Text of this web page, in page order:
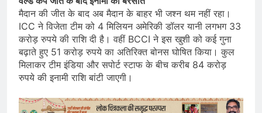
मैदान की जीत के बाद अब मैदान के बाहर भी जश्न थम नहीं रहा।
ICC ने विजेता टीम को 4 मिलियन अमेरिकी डॉलर यानी लगभग 33
करोड़ रुपये की राशि दी है। वहीं BCCI ने इस खुशी को कई गुना
बढ़ाते हुए 51 करोड़ रुपये का अतिरिक्त बोनस घोषित किया। कुल
मिलाकर टीम इंडिया और सपोर्ट स्टाफ के बीच करीब 84 करोड़
रुपये की इनामी राशि बांटी जाएगी।